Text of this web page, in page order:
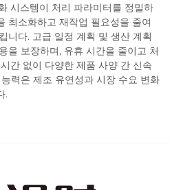
시스템이 처리 파라미터를 정밀하
최소화하고 재작업 필요성을 줄여
니다. 고급 일정 계획 및 생산 계획
을 보장하며, 유휴 시간을 줄이고 처
간 없이 다양한 제품 사양 간 신속
력은 제조 유연성과 시장 수요 변화
.